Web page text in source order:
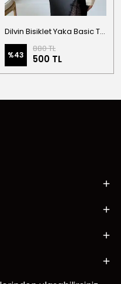
Dilvin Bisiklet Yaka Basic Triko Kazak
%43
880 TL
500 TL